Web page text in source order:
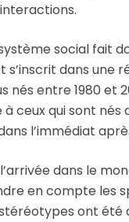
social fait
dans une
nés entre 1980 et
ceux qui sont nés
l’immédiat
dans le
en compte les
ont été